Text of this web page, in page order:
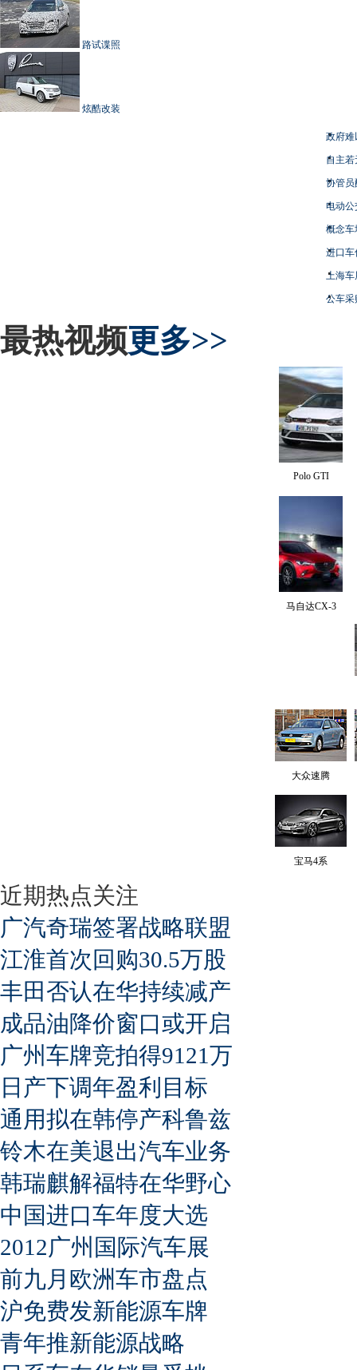
路试谍照
炫酷改装
政府难
自主
协管员
电动
概念车
进口车
上海
公车采
最热视频更多>>
Polo GTI
马自达CX-3
大众速腾
宝马4系
近期热点关注
广汽奇瑞签署战略联盟
江淮首次回购30.5万股
丰田否认在华持续减产
成品油降价窗口或开启
广州车牌竞拍得9121万
日产下调年盈利目标
通用拟在韩停产科鲁兹
铃木在美退出汽车业务
韩瑞麒解福特在华野心
中国进口车年度大选
2012广州国际汽车展
前九月欧洲车市盘点
沪免费发新能源车牌
青年推新能源战略